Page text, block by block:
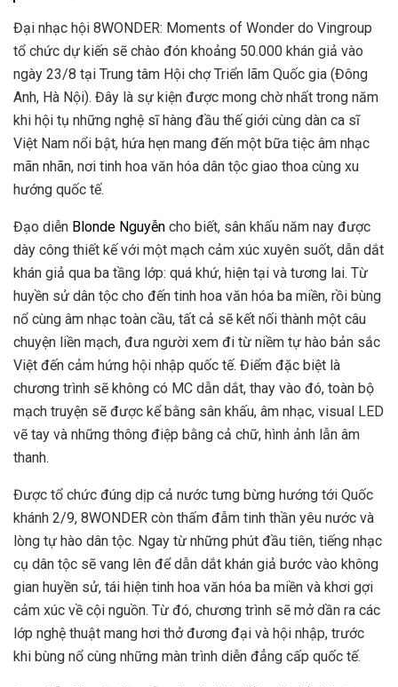
Đại nhạc hội 8WONDER: Moments of Wonder do Vingroup
tổ chức dự kiến sẽ chào đón khoảng 50.000 khán giả vào
ngày 23/8 tại Trung tâm Hội chợ Triển lãm Quốc gia (Đông
Anh, Hà Nội). Đây là sự kiện được mong chờ nhất trong năm
khi hội tụ những nghệ sĩ hàng đầu thế giới cùng dàn ca sĩ
Việt Nam nổi bật, hứa hẹn mang đến một bữa tiệc âm nhạc
mãn nhãn, nơi tinh hoa văn hóa dân tộc giao thoa cùng xu
hướng quốc tế.
Đạo diễn Blonde Nguyễn cho biết, sân khấu năm nay được
dày công thiết kế với một mạch cảm xúc xuyên suốt, dẫn dắt
khán giả qua ba tầng lớp: quá khứ, hiện tại và tương lai. Từ
huyền sử dân tộc cho đến tinh hoa văn hóa ba miền, rồi bùng
nổ cùng âm nhạc toàn cầu, tất cả sẽ kết nối thành một câu
chuyện liền mạch, đưa người xem đi từ niềm tự hào bản sắc
Việt đến cảm hứng hội nhập quốc tế. Điểm đặc biệt là
chương trình sẽ không có MC dẫn dắt, thay vào đó, toàn bộ
mạch truyện sẽ được kể bằng sân khấu, âm nhạc, visual LED
vẽ tay và những thông điệp bằng cả chữ, hình ảnh lẫn âm
thanh.
Được tổ chức đúng dịp cả nước tưng bừng hướng tới Quốc
khánh 2/9, 8WONDER còn thấm đẫm tinh thần yêu nước và
lòng tự hào dân tộc. Ngay từ những phút đầu tiên, tiếng nhạc
cụ dân tộc sẽ vang lên để dẫn dắt khán giả bước vào không
gian huyền sử, tái hiện tinh hoa văn hóa ba miền và khơi gợi
cảm xúc về cội nguồn. Từ đó, chương trình sẽ mở dần ra các
lớp nghệ thuật mang hơi thở đương đại và hội nhập, trước
khi bùng nổ cùng những màn trình diễn đẳng cấp quốc tế.